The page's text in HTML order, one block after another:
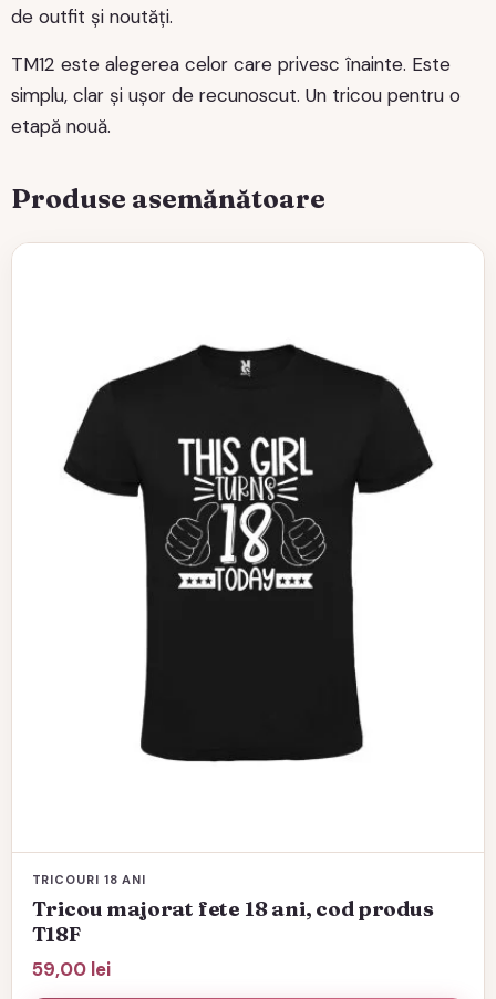
de outfit și noutăți.
TM12 este alegerea celor care privesc înainte. Este
simplu, clar și ușor de recunoscut. Un tricou pentru o
etapă nouă.
Produse asemănătoare
TRICOURI 18 ANI
Tricou majorat fete 18 ani, cod produs
T18F
59,00 lei
Acest
Opțiunile